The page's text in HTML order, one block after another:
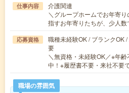
仕事内容
介護関連
＼グループホームでお年寄
指すお年寄りたちが、少人
応募資格
職種未経験OK / ブランクOK
要
＼無資格・未経験OK／※年
中！※履歴書不要・来社不要
職場の雰囲気